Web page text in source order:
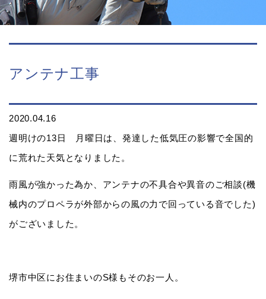
アンテナ工事
2020.04.16
週明けの13日 月曜日は、発達した低気圧の影響で全国的
に荒れた天気となりました。
雨風が強かった為か、アンテナの不具合や異音のご相談(機
械内のプロペラが外部からの風の力で回っている音でした)
がございました。
堺市中区にお住まいのS様もそのお一人。